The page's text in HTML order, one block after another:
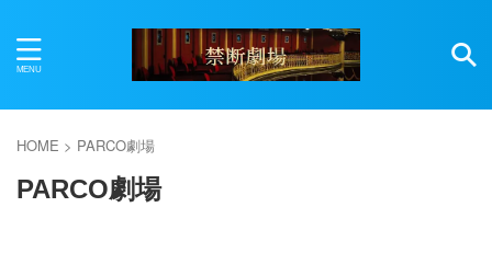
HOME > PARCO劇場
PARCO劇場